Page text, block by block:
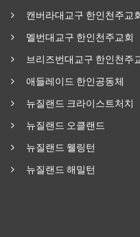
캔버라대교구 한인천주교
멜번대교구 한인천주교회
브리즈번대교구 한인천주
애들레이드 한인공동체
뉴질랜드 크라이스트처치
뉴질랜드 오클랜드
뉴질랜드 웰링턴
뉴질랜드 해밀턴